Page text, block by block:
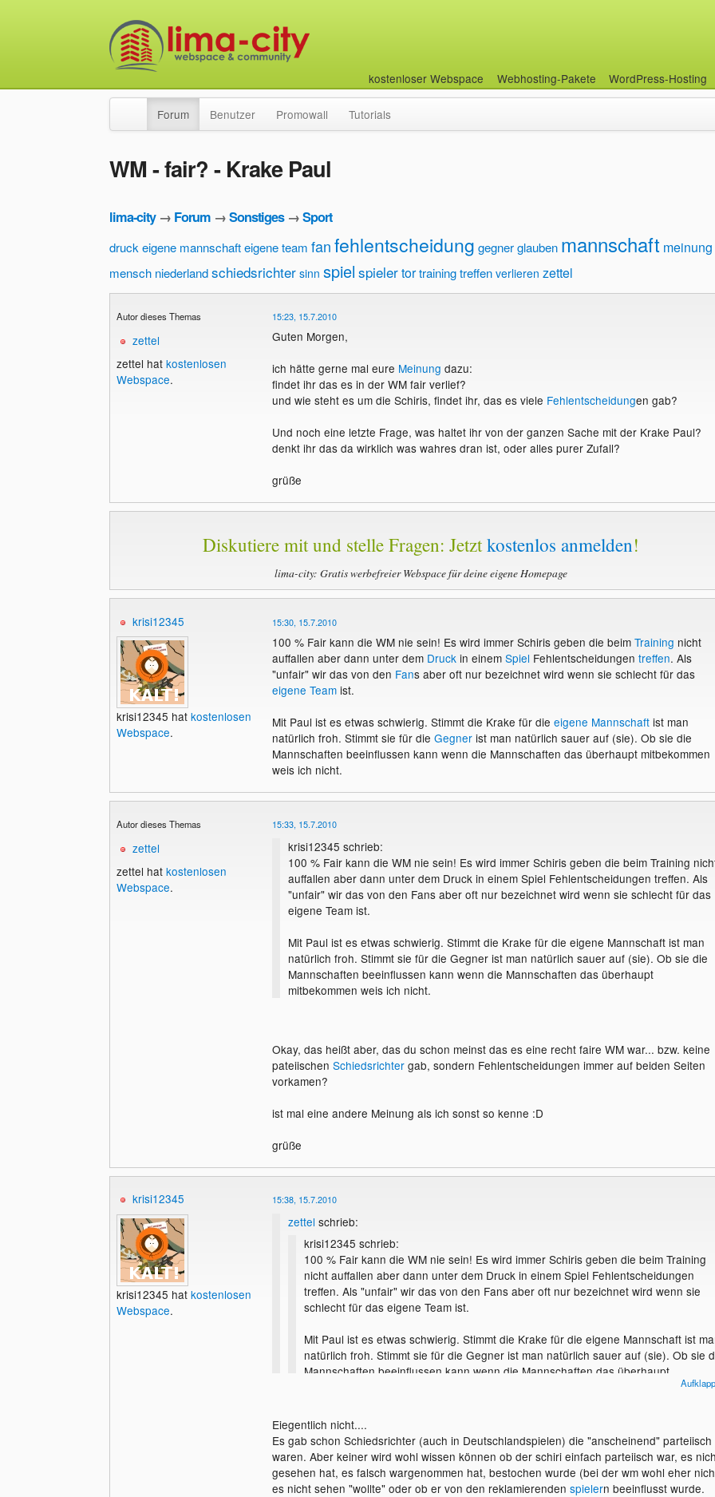
kostenloser Webspace Webhosting-Pakete WordPress-Hosting
Forum Benutzer Promowall Tutorials
WM - fair? - Krake Paul
lima-city→ Forum →Sonstiges→Sport
druck eigene mannschafteigene team fanfehlentscheidung gegnerglauben mannschaft meinung
mensch niederlandschiedsrichter sinn spiel spielertortrainingtreffen verlieren zettel
Autor dieses Themas
zettel
zettel hat kostenlosen
Webspace.
15:23, 15.7.2010
Guten Morgen,
ich hätte gerne mal eure Meinung dazu:
findet ihr das es in der WM fair verlief?
und wie steht es um die Schiris, findet ihr, das es viele Fehlentscheidungen gab?
Und noch eine letzte Frage, was haltet ihr von der ganzen Sache mit der Krake Paul?
denkt ihr das da wirklich was wahres dran ist, oder alles purer Zufall?
grüße
Diskutiere mit und stelle Fragen: Jetztkostenlos anmelden!
lima-city: Gratis werbefreier Webspace für deine eigene Homepage
krisi12345
krisi12345 hat kostenlosen
Webspace.
15:30, 15.7.2010
100 % Fair kann die WM nie sein! Es wird immer Schiris geben die beim Training nicht
auffallen aber dann unter dem Druck in einem Spiel Fehlentscheidungen treffen. Als
"unfair" wir das von den Fans aber oft nur bezeichnet wird wenn sie schlecht für das
eigene Teamist.
Mit Paul ist es etwas schwierig. Stimmt die Krake für die eigene Mannschaftist man
natürlich froh. Stimmt sie für die Gegnerist man natürlich sauer auf (sie). Ob sie die
Mannschaften beeinflussen kann wenn die Mannschaften das überhaupt mitbekommen
weis ich nicht.
Autor dieses Themas
zettel
zettel hat kostenlosen
Webspace.
15:33, 15.7.2010
krisi12345 schrieb:
100 % Fair kann die WM nie sein! Es wird immer Schiris geben die beim Training
auffallen aber dann unter dem Druck in einem Spiel Fehlentscheidungen treffen. Als
"unfair" wir das von den Fans aber oft nur bezeichnet wird wenn sie schlecht für das
eigene Team ist.
Mit Paul ist es etwas schwierig. Stimmt die Krake für die eigene Mannschaft ist man
natürlich froh. Stimmt sie für die Gegner ist man natürlich sauer auf (sie). Ob sie die
Mannschaften beeinflussen kann wenn die Mannschaften das überhaupt
mitbekommen weis ich nicht.
Okay, das heißt aber, das du schon meinst das es eine recht faire WM war... bzw. keine
pateiischen Schiedsrichtergab, sondern Fehlentscheidungen immer auf beiden Seiten
vorkamen?
ist mal eine andere Meinung als ich sonst so kenne :D
grüße
krisi12345
krisi12345 hat kostenlosen
Webspace.
15:38, 15.7.2010
zettel schrieb:
krisi12345 schrieb:
100 % Fair kann die WM nie sein! Es wird immer Schiris geben die beim Training
nicht auffallen aber dann unter dem Druck in einem Spiel Fehlentscheidungen
treffen. Als "unfair" wir das von den Fans aber oft nur bezeichnet wird wenn sie
schlecht für das eigene Team ist.
Mit Paul ist es etwas schwierig. Stimmt die Krake für die eigene Mannschaft ist
natürlich froh. Stimmt sie für die Gegner ist man natürlich sauer auf (sie). Ob sie
Mannschaften beeinflussen kann wenn die Mannschaften das überhaupt
Okay, das heißt aber, das du schon meinst das es eine recht faire WM war... bzw.
keine pateiischen Schiedsrichter gab, sondern Fehlentscheidungen immer auf
Seiten vorkamen?
Eiegentlich nicht....
Es gab schon Schiedsrichter (auch in Deutschlandspielen) die "anscheinend" parteiisch
waren. Aber keiner wird wohl wissen können ob der schiri einfach parteiisch war, es
gesehen hat, es falsch wargenommen hat, bestochen wurde (bei der wm wohl eher
es nicht sehen "wollte" oder ob er von den reklamierenden spielern beeinflusst wurde.